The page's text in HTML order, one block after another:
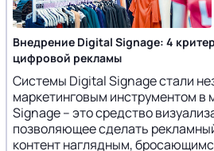
Внедрение Digital Signage: 4
цифровой рекламы
Системы Digital Signage стали
маркетинговым инструментом в
Signage – это средство
позволяющее сделать
контент наглядным,